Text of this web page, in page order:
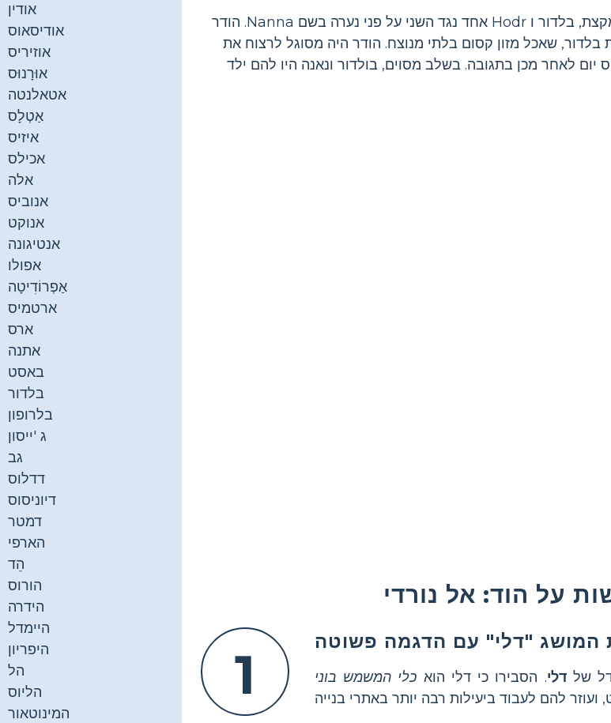
אודין
אודיסאוס
אוזיריס
אוּרָנוּס
אטאלנטה
אַטְלָס
איזיס
אכילס
אלה
אנוביס
אנוקט
אנטיגונה
אפולו
אַפְרוֹדִיטָה
ארטמיס
ארס
אתנה
באסט
בלדור
בלרופון
ג 'ייסון
גב
דדלוס
דיוניסוס
דמטר
הארפי
הֵד
הורוס
הידרה
היימדל
היפריון
הל
הליוס
המינוטאור
סיפור נוסף שהוא פחות ידוע, אבל דומה במקצת, בלדור ו Hodr אחד נגד השני על פני נערה בשם Nanna. הודר
שאכל מזון קסום בלתי מנוצח. הודר היה מסוגל לרצוח את
יום לאחר מכן בתגובה. בשלב מסוים, בולדור ונאנה היו להם ילד
על הוד: אל נורדי
1
המושג "דלי" עם הדגמה פשוטה
שלדלי. הסבירו כי דלי הוא כלי המשמש בוני